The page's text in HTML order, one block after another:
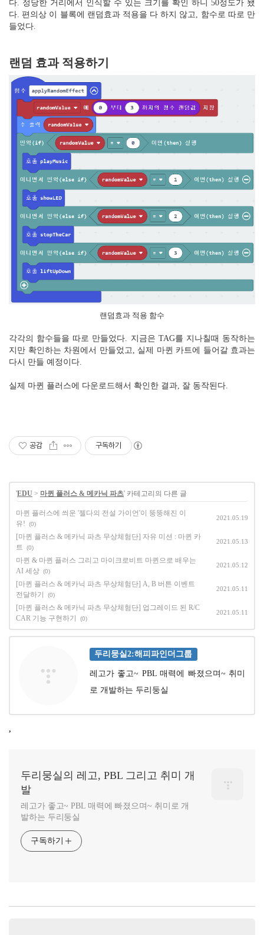
다. 정당한 거리에서 인식할 수 있는 크기를 확인 하니 50정도가 됐
다. 편의상 이 블록에 랜덤효과 적용을 다 하지 않고, 함수로 따로 만
들었다.
랜덤 효과 적용하기
랜덤효과 적용 함수
각각의 함수들을 따로 만들었다. 지금은 TAG를 지나칠때 동작하는
지만 확인하는 차원에서 만들었고, 실제 마퀸 카트에 들어갈 효과는
다시 만들 예정이다.
실제 마퀸 플러스에 다운로드해서 확인한 결과, 잘 동작된다.
공감 구독하기
'EDU > 마퀸 플러스 & 메카닉 파츠' 카테고리의 다른 글
마퀸 플러스에 씌운 '젤다의 전설 가이언'이 뚱뚱해진 이
유!
(0)
2021.05.19
[마퀸 플러스 & 메카닉 파츠 무상체험단] 자유 미션 : 마퀸 카
트
(0)
2021.05.13
마퀸 & 마퀸 플러스 그리고 마이크로비트 마퀸으로 배우는
AI 세상 (0)
2021.05.12
[마퀸 플러스 & 메카닉 파츠 무상체험단] A, B 버튼 이벤트
전달하기
(0)
2021.05.11
[마퀸 플러스 & 메카닉 파츠 무상체험단] 업그레이드 된 R/C
CAR 기능 구현하기
(0)
2021.05.11
두리뭉실2:해피파인더그룹
레고가 좋고~ PBL 매력에 빠졌으며~ 취미
로 개발하는 두리둥실
,
두리뭉실의 레고, PBL 그리고 취미 개
발
레고가 좋고~ PBL 매력에 빠졌으며~ 취미로 개
발하는 두리둥실
구독하기